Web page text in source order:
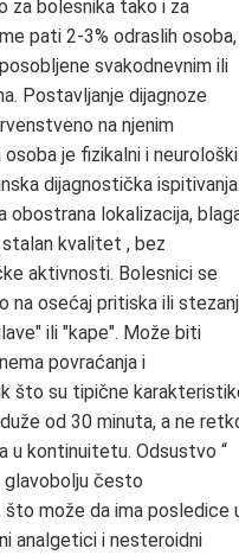
za bolesnika tako i za
pati 2-3% odraslih osoba,
svakodnevnim ili
Postavljanje dijagnoze
na njenim
je fizikalni i neurološki
dijagnostička
obostrana lokalizacija,
stalan kvalitet , bez
aktivnosti. Bolesnici se
na osećaj pritiska ili
ili ″kape″. Može biti
povraćanja i
što su tipične
od 30 minuta, a ne
u kontinuitetu. Odsustvo “
glavobolju često
što može da ima posledice
analgetici i nesteroidni